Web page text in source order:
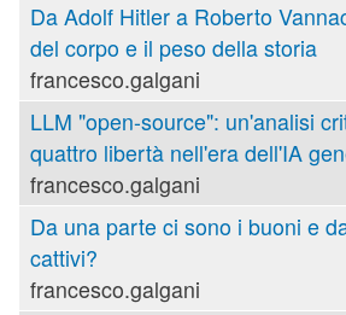
Da Adolf Hitler a Roberto
del corpo e il peso della storia
francesco.galgani
LLM "open-source": un'analisi
quattro libertà nell'era dell'IA
francesco.galgani
Da una parte ci sono i buoni e
cattivi?
francesco.galgani